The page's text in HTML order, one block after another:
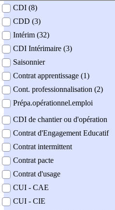
contrat
CDI (8)
CDD (3)
Intérim (32)
CDI Intérimaire (3)
Saisonnier
Contrat apprentissage (1)
Cont. professionnalisation (2)
Prépa.opérationnel.emploi
CDI de chantier ou d'opération
Contrat d'Engagement Educatif
Contrat intermittent
Contrat pacte
Contrat d'usage
CUI - CAE
CUI - CIE